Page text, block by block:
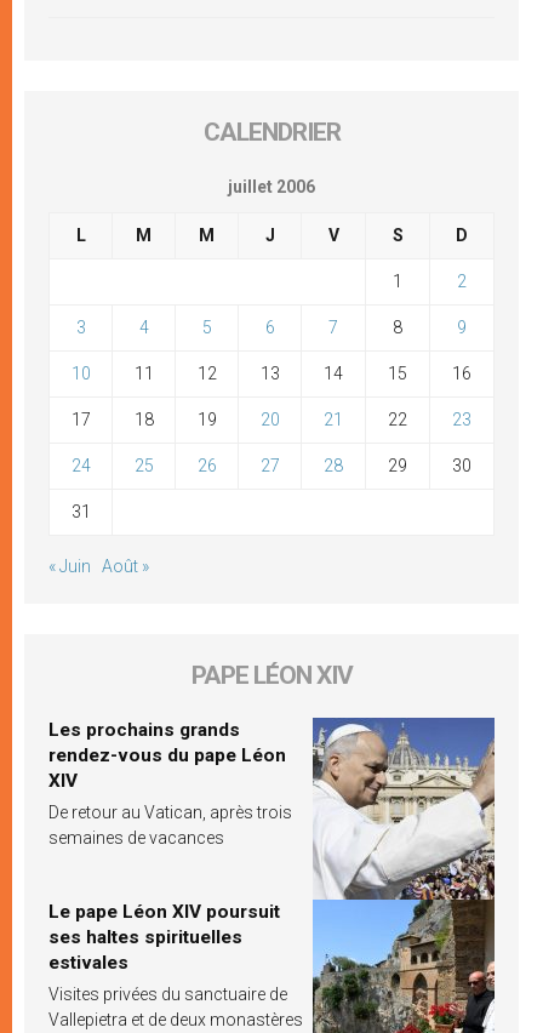
CALENDRIER
juillet 2006
L M M J V S D
1 2
3 4 5 6 7 8 9
10 11 12 13 14 15 16
17 18 19 20 21 22 23
24 25 26 27 28 29 30
31
« Juin Août »
PAPE LÉON XIV
Les prochains grands
rendez-vous du pape Léon
XIV
De retour au Vatican, après trois
semaines de vacances
Le pape Léon XIV poursuit
ses haltes spirituelles
estivales
Visites privées du sanctuaire de
Vallepietra et de deux monastères